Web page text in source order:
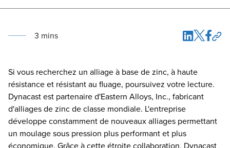
3 mins
Si vous recherchez un alliage à base de zinc, à haute
résistance et résistant au fluage, poursuivez votre lecture.
Dynacast est partenaire d'Eastern Alloys, Inc., fabricant
d'alliages de zinc de classe mondiale. L'entreprise
développe constamment de nouveaux alliages permettant
un moulage sous pression plus performant et plus